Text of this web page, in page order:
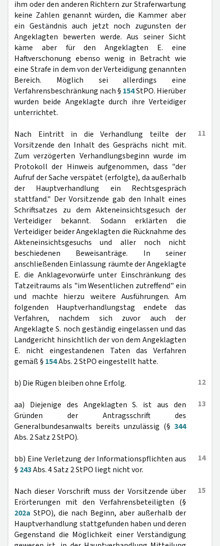
ihm oder den anderen Richtern zur Straferwartung
keine Zahlen genannt würden, die Kammer aber
ein Geständnis auch jetzt noch zugunsten der
Angeklagten bewerten werde. Aus seiner Sicht
käme aber für den Angeklagten E. eine
Haftverschonung ebenso wenig in Betracht wie
eine Strafe in dem von der Verteidigung genannten
Bereich. Möglich sei allerdings eine
Verfahrensbeschränkung nach § 154StPO. Hierüber
wurden beide Angeklagte durch ihre Verteidiger
unterrichtet.
11
Nach Eintritt in die Verhandlung teilte der
Vorsitzende den Inhalt des Gesprächs nicht mit.
Zum verzögerten Verhandlungsbeginn wurde im
Protokoll der Hinweis aufgenommen, dass "der
Aufruf der Sache verspätet (erfolgte), da außerhalb
der Hauptverhandlung ein Rechtsgespräch
stattfand." Der Vorsitzende gab den Inhalt eines
Schriftsatzes zu dem Akteneinsichtsgesuch der
Verteidiger bekannt. Sodann erklärten die
Verteidiger beider Angeklagten die Rücknahme des
Akteneinsichtsgesuchs und aller noch nicht
beschiedenen Beweisanträge. In seiner
anschließenden Einlassung räumte der Angeklagte
E. die Anklagevorwürfe unter Einschränkung des
Tatzeitraums als "im Wesentlichen zutreffend" ein
und machte hierzu weitere Ausführungen. Am
folgenden Hauptverhandlungstag endete das
Verfahren, nachdem sich zuvor auch der
Angeklagte S. noch geständig eingelassen und das
Landgericht hinsichtlich der von dem Angeklagten
E. nicht eingestandenen Taten das Verfahren
gemäß § 154Abs. 2 StPO eingestellt hatte.
12
b) Die Rügen bleiben ohne Erfolg.
13
aa) Diejenige des Angeklagten S. ist aus den
Gründen der Antragsschrift des
Generalbundesanwalts bereits unzulässig (§ 344
Abs. 2 Satz 2 StPO).
14
bb) Eine Verletzung der Informationspflichten aus
§ 243Abs. 4 Satz 2 StPO liegt nicht vor.
15
Nach dieser Vorschrift muss der Vorsitzende über
Erörterungen mit den Verfahrensbeteiligten (§
202a StPO), die nach Beginn, aber außerhalb der
Hauptverhandlung stattgefunden haben und deren
Gegenstand die Möglichkeit einer Verständigung